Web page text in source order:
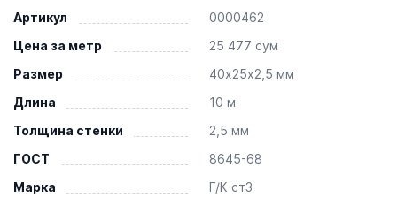
Артикул
0000462
Цена за метр
25 477 сум
Размер
40х25х2,5 мм
Длина
10 м
Толщина стенки
2,5 мм
ГОСТ
8645-68
Марка
Г/К ст3